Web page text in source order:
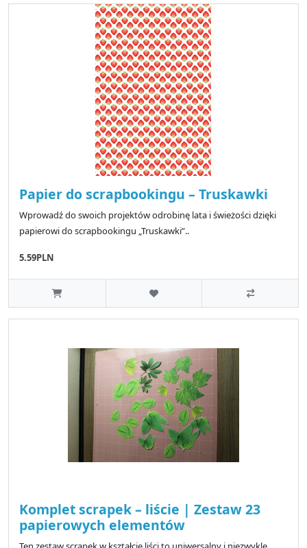
Papier do scrapbookingu – Truskawki
Wprowadź do swoich projektów odrobinę lata i świeżości dzięki
papierowi do scrapbookingu „Truskawki”..
5.59PLN
Komplet scrapek – liście | Zestaw 23
papierowych elementów